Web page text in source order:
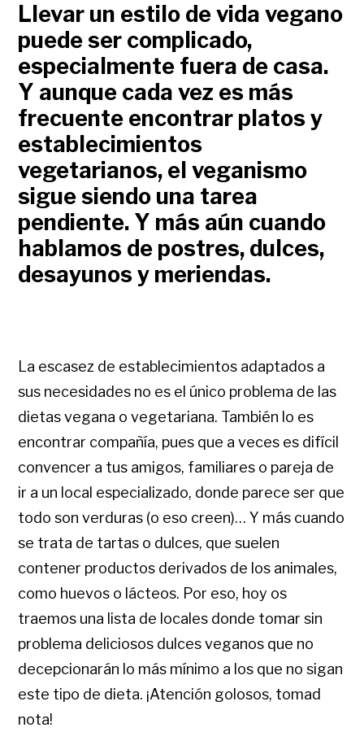
Llevar un estilo de vida vegano
puede ser complicado,
especialmente fuera de casa.
Y aunque cada vez es más
frecuente encontrar platos y
establecimientos
vegetarianos, el veganismo
sigue siendo una tarea
pendiente. Y más aún cuando
hablamos de postres, dulces,
desayunos y meriendas.
La escasez de establecimientos adaptados a
sus necesidades no es el único problema de las
dietas vegana o vegetariana. También lo es
encontrar compañía, pues que a veces es difícil
convencer a tus amigos, familiares o pareja de
ir a un local especializado, donde parece ser que
todo son verduras (o eso creen)… Y más cuando
se trata de tartas o dulces, que suelen
contener productos derivados de los animales,
como huevos o lácteos. Por eso, hoy os
traemos una lista de locales donde tomar sin
problema deliciosos dulces veganos que no
decepcionarán lo más mínimo a los que no sigan
este tipo de dieta. ¡Atención golosos, tomad
nota!